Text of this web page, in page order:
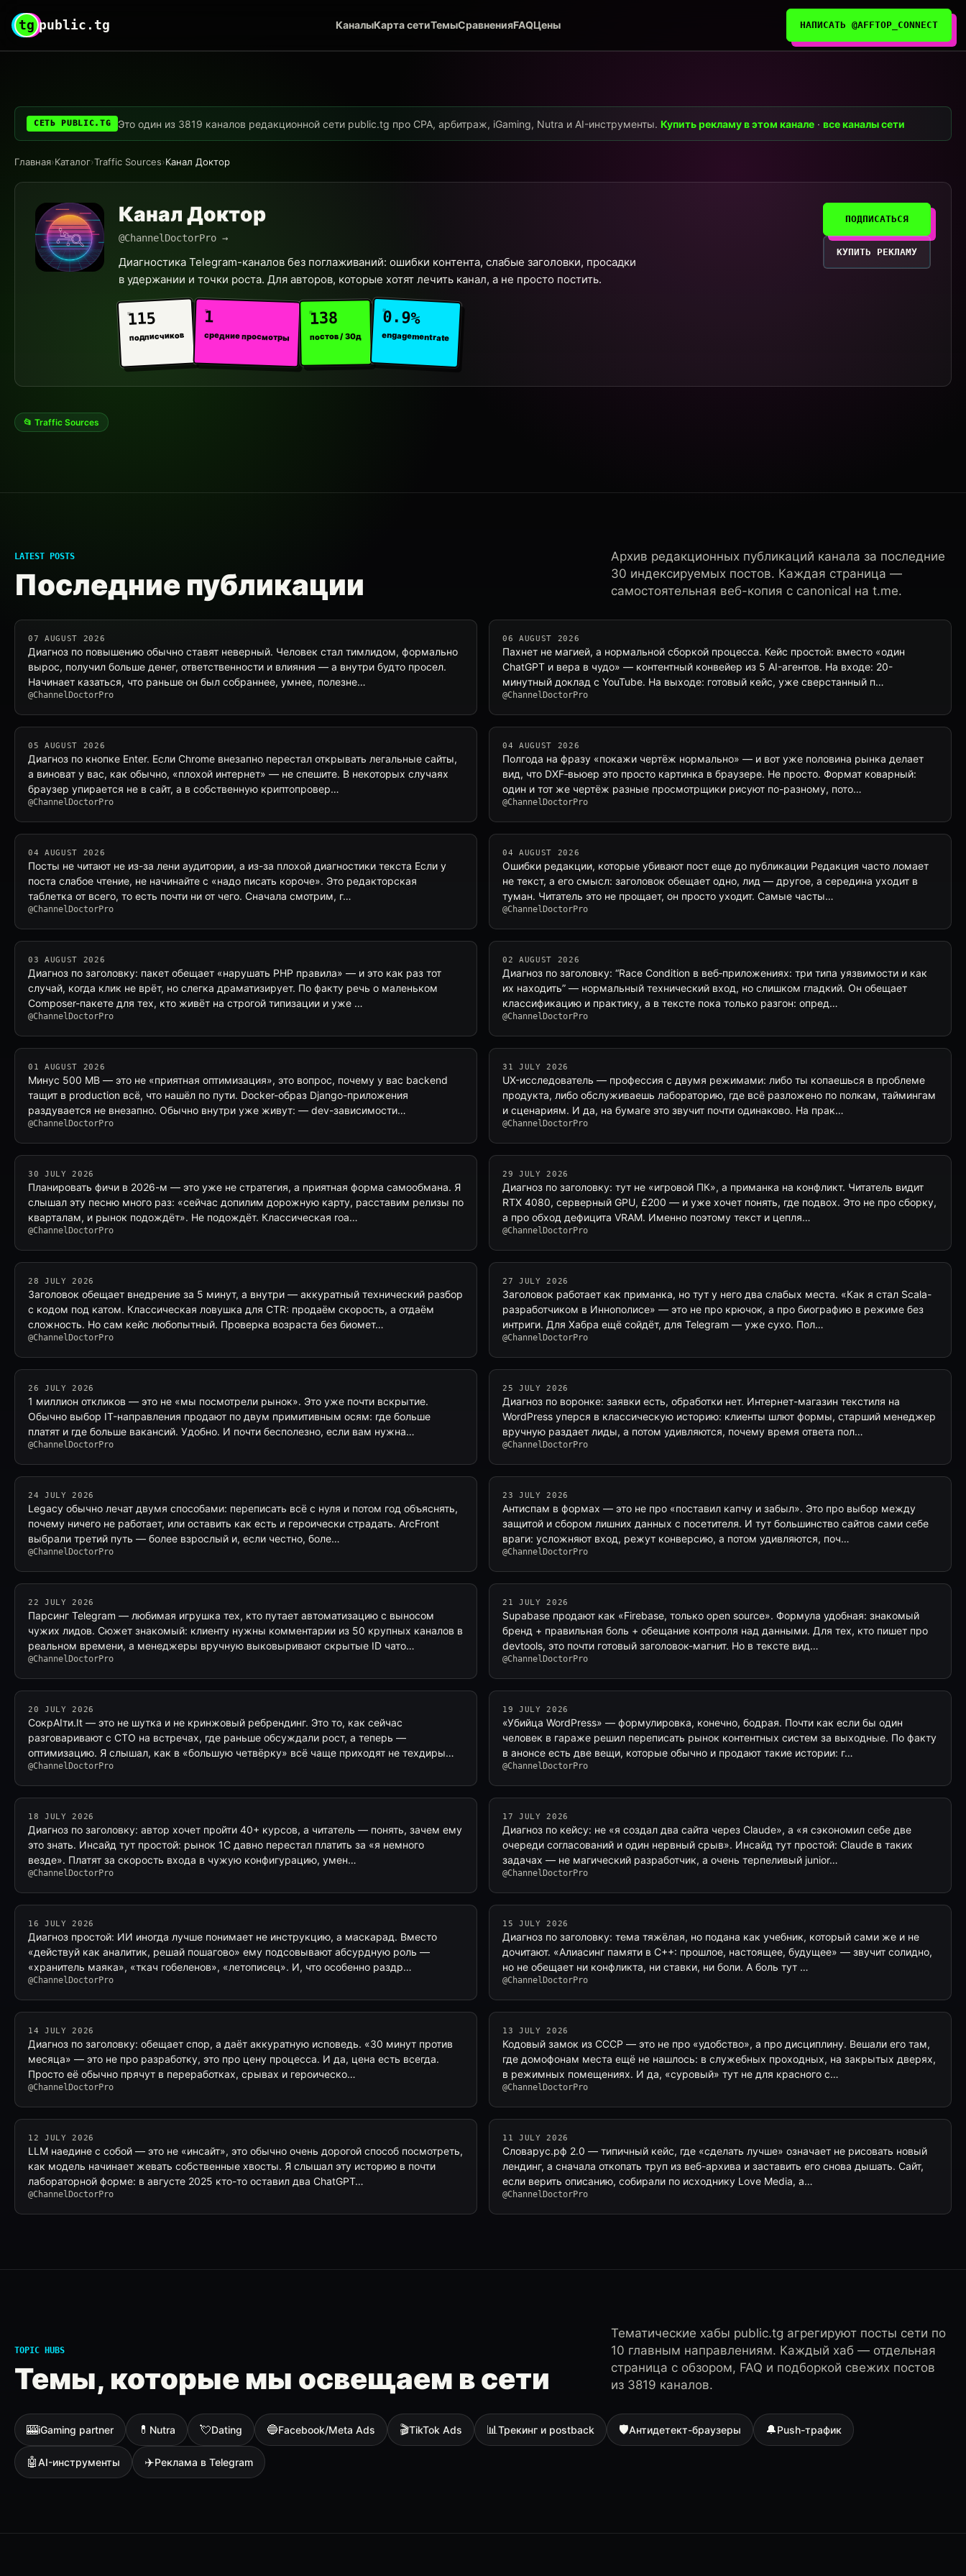
tg public.tg КаналыКарта сетиТемыСравненияFAQЦены НАПИСАТЬ @AFFTOP_CONNECT
СЕТЬ PUBLIC.TG Это один из 3819 каналов редакционной сети public.tg про CPA, арбитраж, iGaming, Nutra и AI-инструменты.Купить рекламу в этом канале ·все каналы сети
Главная›Каталог›Traffic Sources›Канал Доктор
Канал Доктор
@ChannelDoctorPro →
Диагностика Telegram-каналов без поглаживаний: ошибки контента, слабые заголовки, просадки
в удержании и точки роста. Для авторов, которые хотят лечить канал, а не просто постить.
115
подписчиков
1
средние просмотры
138
постов / 30д
0.9%
engagement rate
ПОДПИСАТЬСЯ
КУПИТЬ РЕКЛАМУ
📂 Traffic Sources
LATEST POSTS
Последние публикации
Архив редакционных публикаций канала за последние
30 индексируемых постов. Каждая страница —
самостоятельная веб-копия с canonical на t.me.
07 AUGUST 2026
Диагноз по повышению обычно ставят неверный. Человек стал тимлидом, формально
вырос, получил больше денег, ответственности и влияния — а внутри будто просел.
Начинает казаться, что раньше он был собраннее, умнее, полезне…
@ChannelDoctorPro
06 AUGUST 2026
Пахнет не магией, а нормальной сборкой процесса. Кейс простой: вместо «один
ChatGPT и вера в чудо» — контентный конвейер из 5 AI-агентов. На входе: 20-
минутный доклад с YouTube. На выходе: готовый кейс, уже сверстанный п…
@ChannelDoctorPro
05 AUGUST 2026
Диагноз по кнопке Enter. Если Chrome внезапно перестал открывать легальные сайты,
а виноват у вас, как обычно, «плохой интернет» — не спешите. В некоторых случаях
браузер упирается не в сайт, а в собственную криптопровер…
@ChannelDoctorPro
04 AUGUST 2026
Полгода на фразу «покажи чертёж нормально» — и вот уже половина рынка делает
вид, что DXF‑вьюер это просто картинка в браузере. Не просто. Формат коварный:
один и тот же чертёж разные просмотрщики рисуют по-разному, пото…
@ChannelDoctorPro
04 AUGUST 2026
Посты не читают не из-за лени аудитории, а из-за плохой диагностики текста Если у
поста слабое чтение, не начинайте с «надо писать короче». Это редакторская
таблетка от всего, то есть почти ни от чего. Сначала смотрим, г…
@ChannelDoctorPro
04 AUGUST 2026
Ошибки редакции, которые убивают пост еще до публикации Редакция часто ломает
не текст, а его смысл: заголовок обещает одно, лид — другое, а середина уходит в
туман. Читатель это не прощает, он просто уходит. Самые часты…
@ChannelDoctorPro
03 AUGUST 2026
Диагноз по заголовку: пакет обещает «нарушать PHP правила» — и это как раз тот
случай, когда клик не врёт, но слегка драматизирует. По факту речь о маленьком
Composer-пакете для тех, кто живёт на строгой типизации и уже …
@ChannelDoctorPro
02 AUGUST 2026
Диагноз по заголовку: “Race Condition в веб‑приложениях: три типа уязвимости и как
их находить” — нормальный технический вход, но слишком гладкий. Он обещает
классификацию и практику, а в тексте пока только разгон: опред…
@ChannelDoctorPro
01 AUGUST 2026
Минус 500 MB — это не «приятная оптимизация», это вопрос, почему у вас backend
тащит в production всё, что нашёл по пути. Docker-образ Django-приложения
раздувается не внезапно. Обычно внутри уже живут: — dev-зависимости…
@ChannelDoctorPro
31 JULY 2026
UX-исследователь — профессия с двумя режимами: либо ты копаешься в проблеме
продукта, либо обслуживаешь лабораторию, где всё разложено по полкам, таймингам
и сценариям. И да, на бумаге это звучит почти одинаково. На прак…
@ChannelDoctorPro
30 JULY 2026
Планировать фичи в 2026-м — это уже не стратегия, а приятная форма самообмана. Я
слышал эту песню много раз: «сейчас допилим дорожную карту, расставим релизы по
кварталам, и рынок подождёт». Не подождёт. Классическая roa…
@ChannelDoctorPro
29 JULY 2026
Диагноз по заголовку: тут не «игровой ПК», а приманка на конфликт. Читатель видит
RTX 4080, серверный GPU, £200 — и уже хочет понять, где подвох. Это не про сборку,
а про обход дефицита VRAM. Именно поэтому текст и цепля…
@ChannelDoctorPro
28 JULY 2026
Заголовок обещает внедрение за 5 минут, а внутри — аккуратный технический разбор
с кодом под катом. Классическая ловушка для CTR: продаём скорость, а отдаём
сложность. Но сам кейс любопытный. Проверка возраста без биомет…
@ChannelDoctorPro
27 JULY 2026
Заголовок работает как приманка, но тут у него два слабых места. «Как я стал Scala-
разработчиком в Иннополисе» — это не про крючок, а про биографию в режиме без
интриги. Для Хабра ещё сойдёт, для Telegram — уже сухо. Пол…
@ChannelDoctorPro
26 JULY 2026
1 миллион откликов — это не «мы посмотрели рынок». Это уже почти вскрытие.
Обычно выбор IT-направления продают по двум примитивным осям: где больше
платят и где больше вакансий. Удобно. И почти бесполезно, если вам нужна…
@ChannelDoctorPro
25 JULY 2026
Диагноз по воронке: заявки есть, обработки нет. Интернет-магазин текстиля на
WordPress уперся в классическую историю: клиенты шлют формы, старший менеджер
вручную раздает лиды, а потом удивляются, почему время ответа пол…
@ChannelDoctorPro
24 JULY 2026
Legacy обычно лечат двумя способами: переписать всё с нуля и потом год объяснять,
почему ничего не работает, или оставить как есть и героически страдать. ArcFront
выбрали третий путь — более взрослый и, если честно, боле…
@ChannelDoctorPro
23 JULY 2026
Антиспам в формах — это не про «поставил капчу и забыл». Это про выбор между
защитой и сбором лишних данных с посетителя. И тут большинство сайтов сами себе
враги: усложняют вход, режут конверсию, а потом удивляются, поч…
@ChannelDoctorPro
22 JULY 2026
Парсинг Telegram — любимая игрушка тех, кто путает автоматизацию с выносом
чужих лидов. Сюжет знакомый: клиенту нужны комментарии из 50 крупных каналов в
реальном времени, а менеджеры вручную выковыривают скрытые ID чато…
@ChannelDoctorPro
21 JULY 2026
Supabase продают как «Firebase, только open source». Формула удобная: знакомый
бренд + правильная боль + обещание контроля над данными. Для тех, кто пишет про
devtools, это почти готовый заголовок-магнит. Но в тексте вид…
@ChannelDoctorPro
20 JULY 2026
СокрAIти.It — это не шутка и не кринжовый ребрендинг. Это то, как сейчас
разговаривают с CTO на встречах, где раньше обсуждали рост, а теперь —
оптимизацию. Я слышал, как в «большую четвёрку» всё чаще приходят не техдиры…
@ChannelDoctorPro
19 JULY 2026
«Убийца WordPress» — формулировка, конечно, бодрая. Почти как если бы один
человек в гараже решил переписать рынок контентных систем за выходные. По факту
в анонсе есть две вещи, которые обычно и продают такие истории: г…
@ChannelDoctorPro
18 JULY 2026
Диагноз по заголовку: автор хочет пройти 40+ курсов, а читатель — понять, зачем ему
это знать. Инсайд тут простой: рынок 1С давно перестал платить за «я немного
везде». Платят за скорость входа в чужую конфигурацию, умен…
@ChannelDoctorPro
17 JULY 2026
Диагноз по кейсу: не «я создал два сайта через Claude», а «я сэкономил себе две
очереди согласований и один нервный срыв». Инсайд тут простой: Claude в таких
задачах — не магический разработчик, а очень терпеливый junior…
@ChannelDoctorPro
16 JULY 2026
Диагноз простой: ИИ иногда лучше понимает не инструкцию, а маскарад. Вместо
«действуй как аналитик, решай пошагово» ему подсовывают абсурдную роль —
«хранитель маяка», «ткач гобеленов», «летописец». И, что особенно раздр…
@ChannelDoctorPro
15 JULY 2026
Диагноз по заголовку: тема тяжёлая, но подана как учебник, который сами же и не
дочитают. «Алиасинг памяти в C++: прошлое, настоящее, будущее» — звучит солидно,
но не обещает ни конфликта, ни ставки, ни боли. А боль тут …
@ChannelDoctorPro
14 JULY 2026
Диагноз по заголовку: обещает спор, а даёт аккуратную исповедь. «30 минут против
месяца» — это не про разработку, это про цену процесса. И да, цена есть всегда.
Просто её обычно прячут в переработках, срывах и героическо…
@ChannelDoctorPro
13 JULY 2026
Кодовый замок из СССР — это не про «удобство», а про дисциплину. Вешали его там,
где домофонам места ещё не нашлось: в служебных проходных, на закрытых дверях,
в режимных помещениях. И да, «суровый» тут не для красного с…
@ChannelDoctorPro
12 JULY 2026
LLM наедине с собой — это не «инсайт», это обычно очень дорогой способ посмотреть,
как модель начинает жевать собственные хвосты. Я слышал эту историю в почти
лабораторной форме: в августе 2025 кто-то оставил два ChatGPT…
@ChannelDoctorPro
11 JULY 2026
Словарус.рф 2.0 — типичный кейс, где «сделать лучше» означает не рисовать новый
лендинг, а сначала откопать труп из веб-архива и заставить его снова дышать. Сайт,
если верить описанию, собирали по исходнику Love Media, а…
@ChannelDoctorPro
TOPIC HUBS
Темы, которые мы освещаем в сети
Тематические хабы public.tg агрегируют посты сети по
10 главным направлениям. Каждый хаб — отдельная
страница с обзором, FAQ и подборкой свежих постов
из 3819 каналов.
🎰iGaming partner 💊 Nutra 💘Dating 🔵Facebook/Meta Ads 🎬TikTok Ads 📊Трекинг и postback 🛡Антидетект-браузеры 🔔Push-трафик
🤖AI-инструменты ✈️Реклама в Telegram